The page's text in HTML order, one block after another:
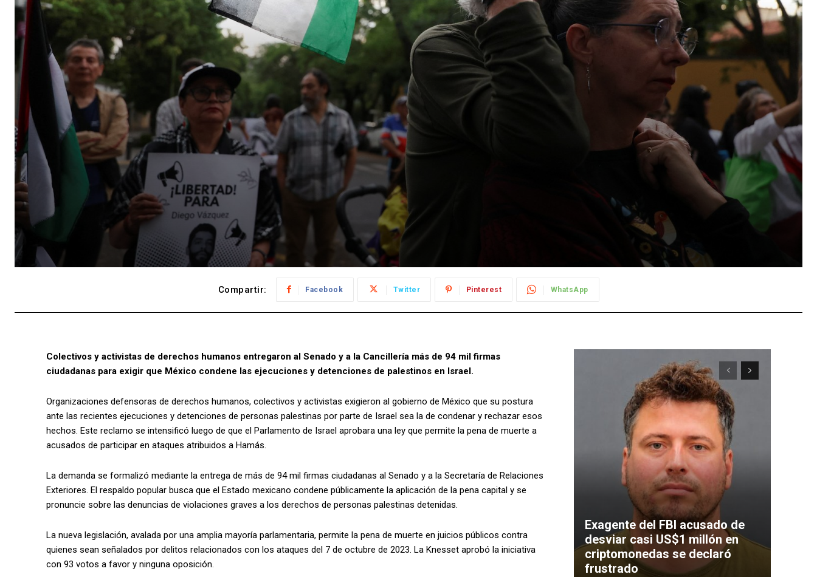
Compartir: Facebook Twitter Pinterest WhatsApp
Colectivos y activistas de derechos humanos entregaron al Senado y a la Cancillería más de 94 mil firmas
ciudadanas para exigir que México condene las ejecuciones y detenciones de palestinos en Israel.
Organizaciones defensoras de derechos humanos, colectivos y activistas exigieron al gobierno de México que su postura
ante las recientes ejecuciones y detenciones de personas palestinas por parte de Israel sea la de condenar y rechazar esos
hechos. Este reclamo se intensificó luego de que el Parlamento de Israel aprobara una ley que permite la pena de muerte a
acusados de participar en ataques atribuidos a Hamás.
La demanda se formalizó mediante la entrega de más de 94 mil firmas ciudadanas al Senado y a la Secretaría de Relaciones
Exteriores. El respaldo popular busca que el Estado mexicano condene públicamente la aplicación de la pena capital y se
pronuncie sobre las denuncias de violaciones graves a los derechos de personas palestinas detenidas.
La nueva legislación, avalada por una amplia mayoría parlamentaria, permite la pena de muerte en juicios públicos contra
quienes sean señalados por delitos relacionados con los ataques del 7 de octubre de 2023. La Knesset aprobó la iniciativa
con 93 votos a favor y ninguna oposición.
Exagente del FBI acusado de
desviar casi US$1 millón en
criptomonedas se declaró
frustrado